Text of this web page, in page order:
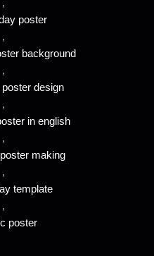
poster
,
background
,
design
,
in english
,
making
,
template
,
poster